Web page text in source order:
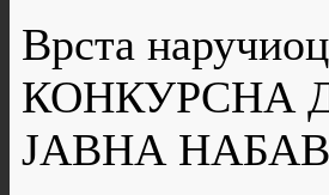
Врста
КОНКУРСНА
ЈАВНА